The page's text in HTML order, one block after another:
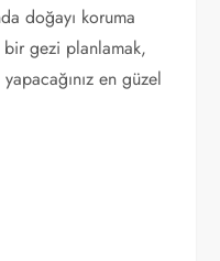
doğayı koruma
bir gezi planlamak,
en güzel